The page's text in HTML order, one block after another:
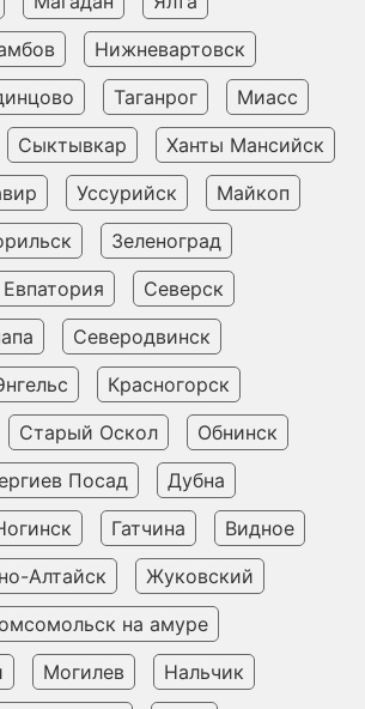
Нижневартовск
Таганрог
Миасс
Сыктывкар
Ханты Мансийск
Уссурийск
Майкоп
Зеленоград
Евпатория
Северск
Северодвинск
Красногорск
Старый Оскол
Обнинск
Посад
Дубна
Гатчина
Видное
Алтайск
Жуковский
на амуре
Могилев
Нальчик